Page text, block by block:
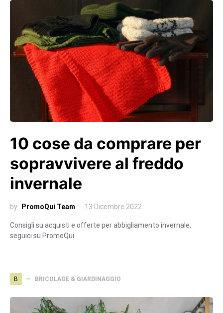
10 cose da comprare per
sopravvivere al freddo
invernale
by PromoQui Team 13 Dicembre 2022
Consigli su acquisti e offerte per abbigliamento invernale,
seguici su PromoQui
B BRICOLAGE & GIARDINAGGIO